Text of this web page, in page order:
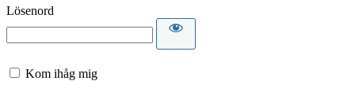
Lösenord
Kom ihåg mig